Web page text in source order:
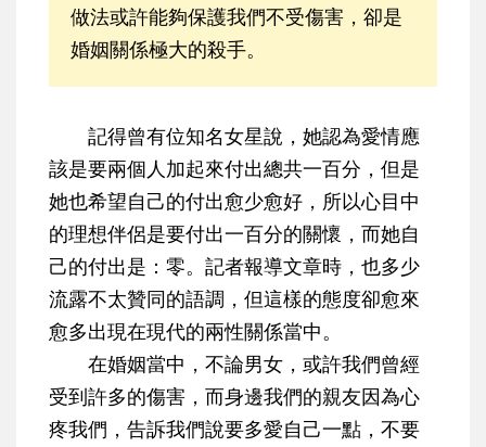
做法或許能夠保護我們不受傷害，卻是
婚姻關係極大的殺手。
記得曾有位知名女星說，她認為愛情應
該是要兩個人加起來付出總共一百分，但是
她也希望自己的付出愈少愈好，所以心目中
的理想伴侶是要付出一百分的關懷，而她自
己的付出是：零。記者報導文章時，也多少
流露不太贊同的語調，但這樣的態度卻愈來
愈多出現在現代的兩性關係當中。
在婚姻當中，不論男女，或許我們曾經
受到許多的傷害，而身邊我們的親友因為心
疼我們，告訴我們說要多愛自己一點，不要